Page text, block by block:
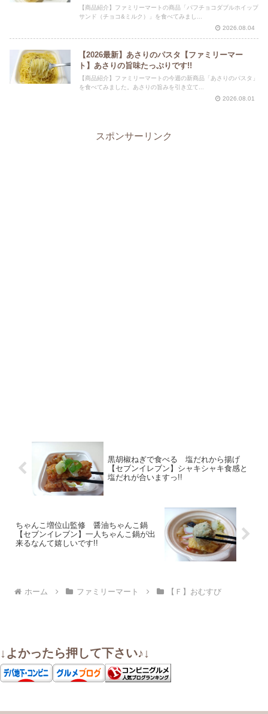
【商品紹介】ファミリーマートの商品「パフチョコダブルホイップ
サンド（チョコ&ミルク）」を食べてみまし...
2026.08.04
【2026最新】あさりのパスタ【ファミリーマー
ト】あさりの旨味たっぷりです!!
【商品紹介】ファミリーマートの今週の新商品「あさりのパスタ」
を食べてみました。あさりの旨みを引き立て...
2026.08.01
スポンサーリンク
黒胡椒ねぎで食べる 塩だれから揚げ
【セブンイレブン】シャキシャキ食感と
塩だれが合いますっ!!
ちゃんこ増位山監修 醤油ちゃんこ鍋
【セブンイレブン】一人ちゃんこ鍋が出
来るなんて嬉しいです!!
ホーム ファミリーマート 【Ｆ】おむすび
↓よかったら押して下さい♪↓